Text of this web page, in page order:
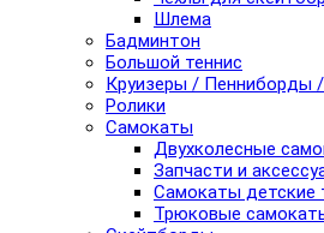
Шлема
Бадминтон
Большой теннис
Круизеры / Пенниборды
Ролики
Самокаты
Двухколесные
Запчасти и
Самокаты детские
Трюковые